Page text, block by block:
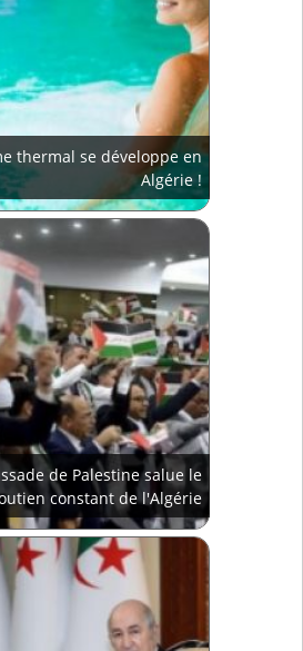
thermal se développe en
Algérie !
de Palestine salue le
constant de l'Algérie